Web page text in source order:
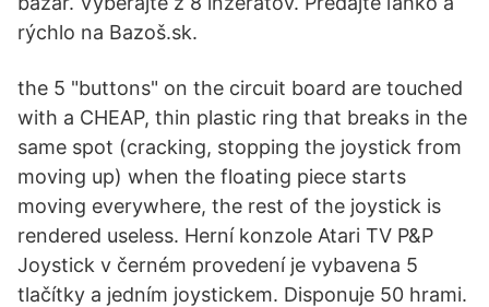
rýchlo na Bazoš.sk.
the 5 "buttons" on the circuit board are touched
with a CHEAP, thin plastic ring that breaks in the
same spot (cracking, stopping the joystick from
moving up) when the floating piece starts
moving everywhere, the rest of the joystick is
rendered useless. Herní konzole Atari TV P&P
Joystick v černém provedení je vybavena 5
tlačítky a jedním joystickem. Disponuje 50 hrami.